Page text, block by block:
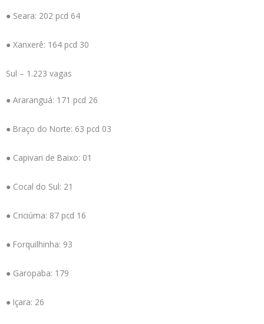
● Seara: 202 pcd 64
● Xanxerê: 164 pcd 30
Sul – 1.223 vagas
● Araranguá: 171 pcd 26
● Braço do Norte: 63 pcd 03
● Capivari de Baixo: 01
● Cocal do Sul: 21
● Criciúma: 87 pcd 16
● Forquilhinha: 93
● Garopaba: 179
● Içara: 26